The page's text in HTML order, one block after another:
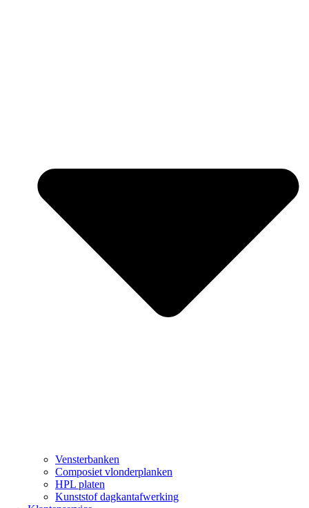
Vensterbanken
Composiet vlonderplanken
HPL platen
Kunststof dagkantafwerking